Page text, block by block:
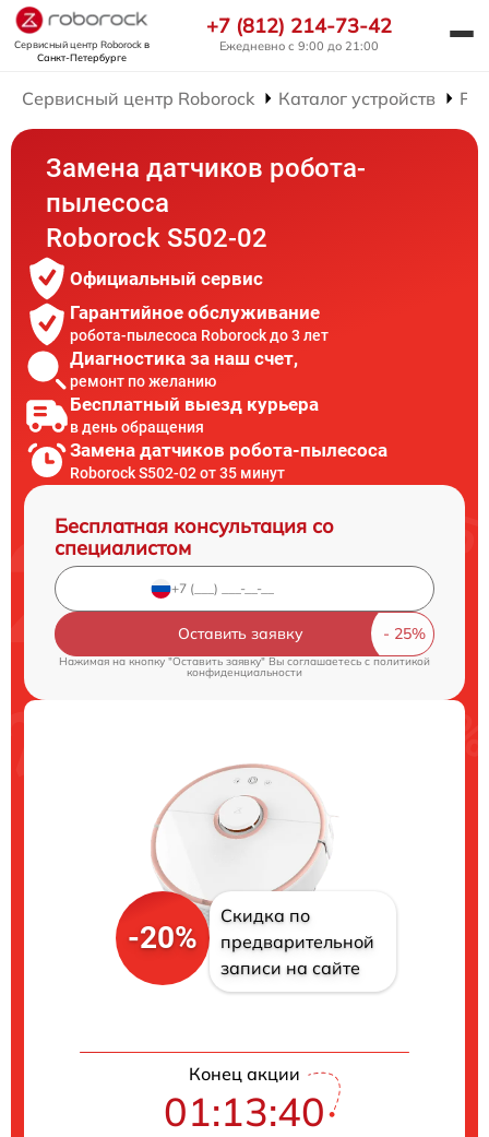
Сервисный центр Roborockв
Санкт-Петербурге
+7 (812) 214-73-42
Ежедневно с 9:00 до 21:00
Сервисный центр Roborock Каталог устройств
Замена датчиков робота-
пылесоса
Roborock S502-02
Официальный сервис
Гарантийное обслуживание
робота-пылесоса Roborock до 3 лет
Диагностика за наш счет,
ремонт по желанию
Бесплатный выезд курьера
в день обращения
Замена датчиков робота-пылесоса
Roborock S502-02 от 35 минут
Бесплатная консультация со
специалистом
Оставить заявку
Нажимая на кнопку "Оставить заявку" Вы соглашаетесь cполитикой
конфиденциальности
-20%
Скидка по
предварительной
записи на сайте
Конец акции
01:13:39